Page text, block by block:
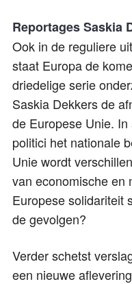
Reportages Saskia
Ook in de reguliere
staat Europa de
driedelige serie
Saskia Dekkers de
de Europese Unie.
politici het nationale
Unie wordt
van economische en
Europese solidariteit
de gevolgen?
Verder schetst
een nieuwe